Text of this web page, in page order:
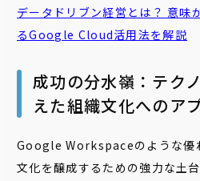
データドリブン経営とは？ 意味
るGoogle Cloud活用法を解説
成功の分水嶺：テク
えた組織文化へのア
Google Workspaceのような優
文化を醸成するための強力な土